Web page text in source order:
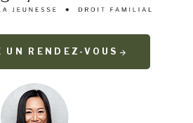
UN RENDEZ-VOUS